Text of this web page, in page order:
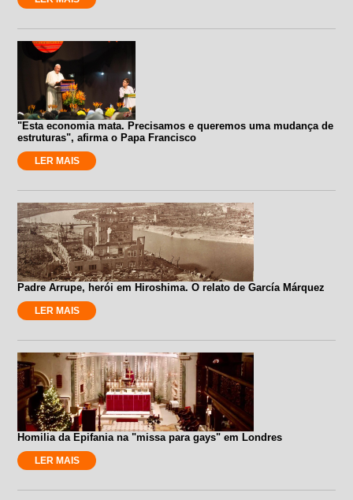
"Esta economia mata. Precisamos e queremos uma mudança de
estruturas", afirma o Papa Francisco
LER MAIS
Padre Arrupe, herói em Hiroshima. O relato de García Márquez
LER MAIS
Homilia da Epifania na "missa para gays" em Londres
LER MAIS